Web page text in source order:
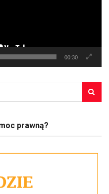
00:30
prawną?